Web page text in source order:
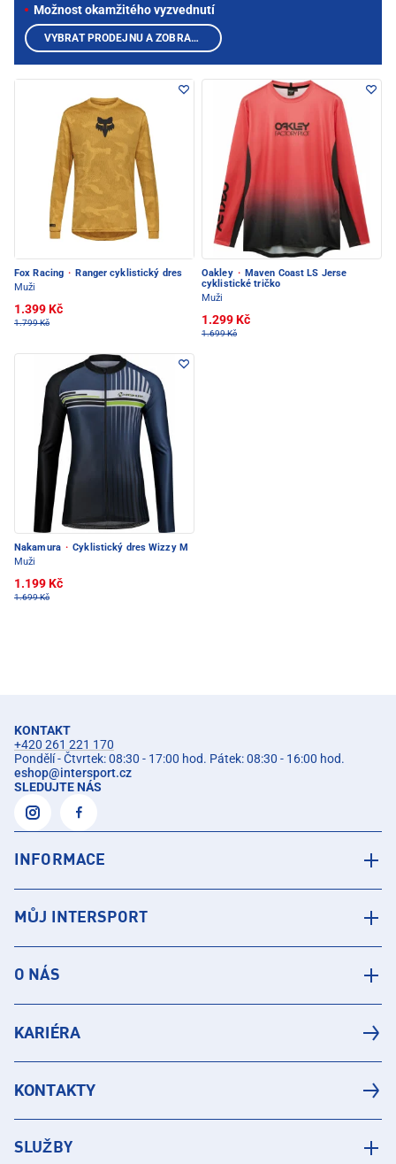
Fox Racing · Ranger cyklistický dres
Muži
1.399 Kč
1.799 Kč
Oakley · Maven Coast LS Jerse
cyklistické tričko
Muži
1.299 Kč
1.699 Kč
Nakamura · Cyklistický dres Wizzy M
Muži
1.199 Kč
1.699 Kč
Možnost okamžitého vyzvednutí
VYBRAT PRODEJNU A ZOBRAZIT PRODUKTY
KONTAKT
+420 261 221 170
Pondělí - Čtvrtek: 08:30 - 17:00 hod. Pátek: 08:30 - 16:00 hod.
eshop@intersport.cz
SLEDUJTE NÁS
INFORMACE
MŮJ INTERSPORT
O NÁS
KARIÉRA
KONTAKTY
SLUŽBY